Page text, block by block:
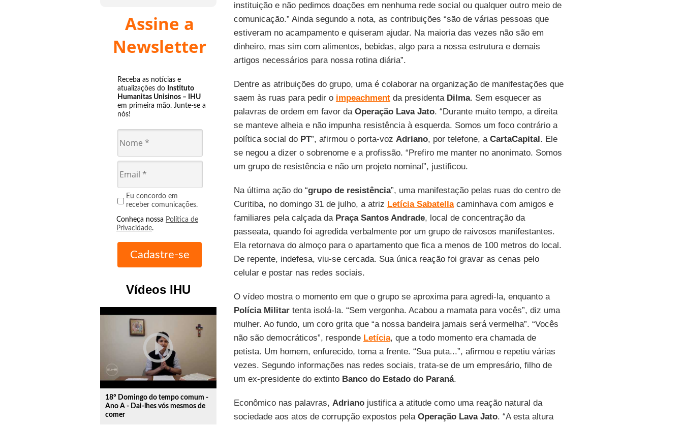
Assine a
Newsletter
Receba as notícias e
atualizações do Instituto
Humanitas Unisinos – IHU
em primeira mão. Junte-se a
nós!
Eu concordo em
receber comunicações.
Conheça nossa Política de
Privacidade.
Vídeos IHU
play_circle_outline
18º Domingo do tempo comum -
Ano A - Dai-lhes vós mesmos de
comer
instituição e não pedimos doações em nenhuma rede social ou qualquer outro meio de
comunicação.” Ainda segundo a nota, as contribuições “são de várias pessoas que
estiveram no acampamento e quiseram ajudar. Na maioria das vezes não são em
dinheiro, mas sim com alimentos, bebidas, algo para a nossa estrutura e demais
artigos necessários para nossa rotina diária”.
Dentre as atribuições do grupo, uma é colaborar na organização de manifestações que
saem às ruas para pedir o impeachmentda presidenta Dilma. Sem esquecer as
palavras de ordem em favor da Operação Lava Jato. “Durante muito tempo, a direita
se manteve alheia e não impunha resistência à esquerda. Somos um foco contrário a
política social do PT”, afirmou o porta-voz Adriano, por telefone, a CartaCapital. Ele
se negou a dizer o sobrenome e a profissão. “Prefiro me manter no anonimato. Somos
um grupo de resistência e não um projeto nominal”, justificou.
Na última ação do “grupo de resistência”, uma manifestação pelas ruas do centro de
Curitiba, no domingo 31 de julho, a atriz Letícia Sabatellacaminhava com amigos e
familiares pela calçada da Praça Santos Andrade, local de concentração da
passeata, quando foi agredida verbalmente por um grupo de raivosos manifestantes.
Ela retornava do almoço para o apartamento que fica a menos de 100 metros do local.
De repente, indefesa, viu-se cercada. Sua única reação foi gravar as cenas pelo
celular e postar nas redes sociais.
O vídeo mostra o momento em que o grupo se aproxima para agredi-la, enquanto a
Polícia Militartenta isolá-la. “Sem vergonha. Acabou a mamata para vocês”, diz uma
mulher. Ao fundo, um coro grita que “a nossa bandeira jamais será vermelha”. “Vocês
não são democráticos”, responde Letícia, que a todo momento era chamada de
petista. Um homem, enfurecido, toma a frente. “Sua puta...”, afirmou e repetiu várias
vezes. Segundo informações nas redes sociais, trata-se de um empresário, filho de
um ex-presidente do extinto Banco do Estado do Paraná.
Econômico nas palavras, Adrianojustifica a atitude como uma reação natural da
sociedade aos atos de corrupção expostos pela Operação Lava Jato. “A esta altura